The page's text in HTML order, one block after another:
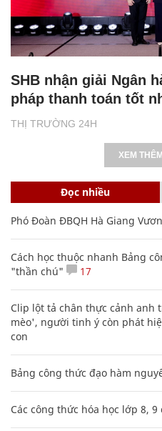
THỊ TRƯỜNG 24H
SHB nhận giải Ngân
pháp thanh toán tốt
XEM
Đọc nhiều
Phó Đoàn ĐBQH Hà Giang
Cách học thuộc nhanh Bảng
"thần chú"
17
Clip lột tả chân thực cảnh anh
mèo', người tinh ý còn phát
con
Bảng công thức đạo hàm
Các công thức hóa học lớp 8,